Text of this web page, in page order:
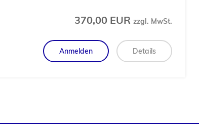
370,00 EUR zzgl. MwSt.
Anmelden Details